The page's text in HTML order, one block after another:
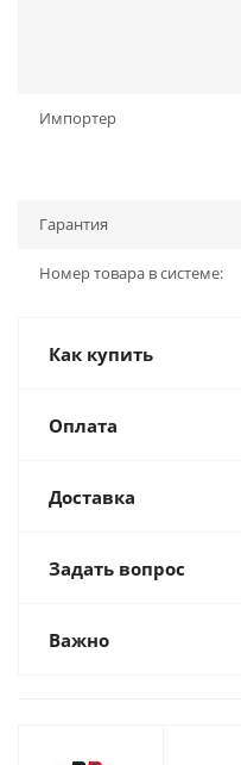
Импортер
Гарантия
Номер товара в системе:
Как купить
Оплата
Доставка
Задать вопрос
Важно